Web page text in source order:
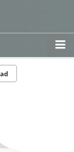
luego